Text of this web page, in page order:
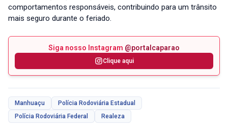
comportamentos responsáveis, contribuindo para um trânsito
mais seguro durante o feriado.
Siga nosso Instagram @portalcaparao
Clique aqui
Manhuaçu
Polícia Rodoviária Estadual
Polícia Rodoviária Federal
Realeza